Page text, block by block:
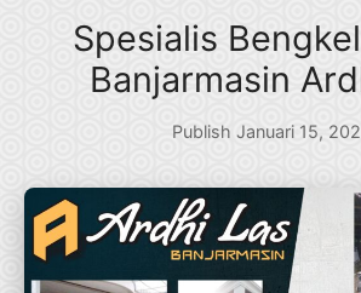
Spesialis
Banjarmasin
Publish Januari 15,